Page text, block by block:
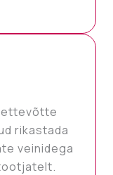
ettevõtte
rikastada
veinidega